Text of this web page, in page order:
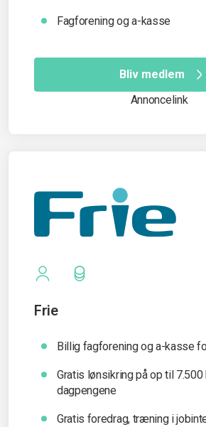
Fagforening og a-kasse
Bliv medlem
Annoncelink
Frie
Billig fagforening og a-kasse
Gratis lønsikring på op til 7.500
dagpengene
Gratis foredrag, træning i